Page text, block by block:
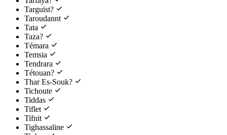
Targuist?
Taroudannt
Tata
Taza?
Témara
Temsia
Tendrara
Tétouan?
Thar Es-Souk?
Tichoute
Tiddas
Tiflet
Tifnit
Tighassaline